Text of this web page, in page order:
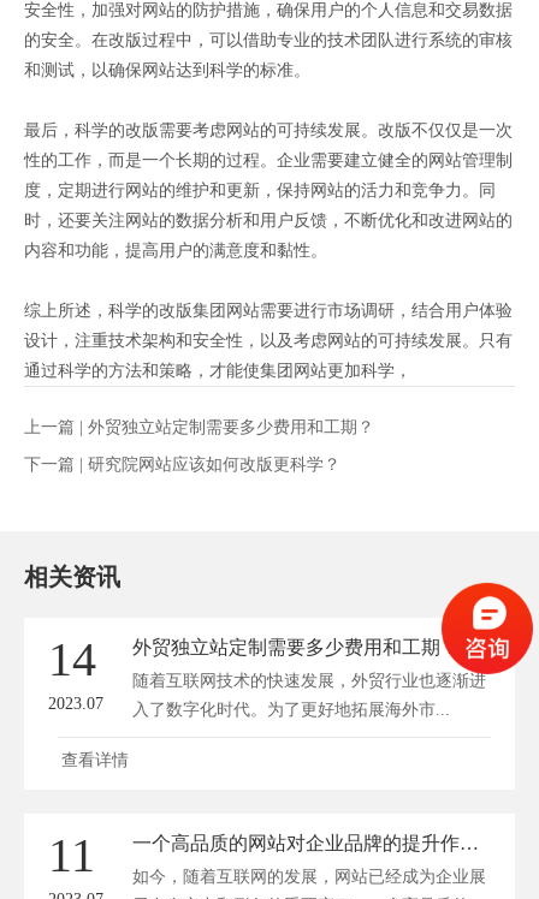
安全性，加强对网站的防护措施，确保用户的个人信息和交易数据
的安全。在改版过程中，可以借助专业的技术团队进行系统的审核
和测试，以确保网站达到科学的标准。
最后，科学的改版需要考虑网站的可持续发展。改版不仅仅是一次
性的工作，而是一个长期的过程。企业需要建立健全的网站管理制
度，定期进行网站的维护和更新，保持网站的活力和竞争力。同
时，还要关注网站的数据分析和用户反馈，不断优化和改进网站的
内容和功能，提高用户的满意度和黏性。
综上所述，科学的改版集团网站需要进行市场调研，结合用户体验
设计，注重技术架构和安全性，以及考虑网站的可持续发展。只有
通过科学的方法和策略，才能使集团网站更加科学，
上一篇 | 外贸独立站定制需要多少费用和工期？
下一篇 | 研究院网站应该如何改版更科学？
相关资讯
14
2023.07
外贸独立站定制需要多少费用和工期？
随着互联网技术的快速发展，外贸行业也逐渐进
入了数字化时代。为了更好地拓展海外市...
查看详情
11 一个高品质的网站对企业品牌的提升作用有多少帮助？
如今，随着互联网的发展，网站已经成为企业展